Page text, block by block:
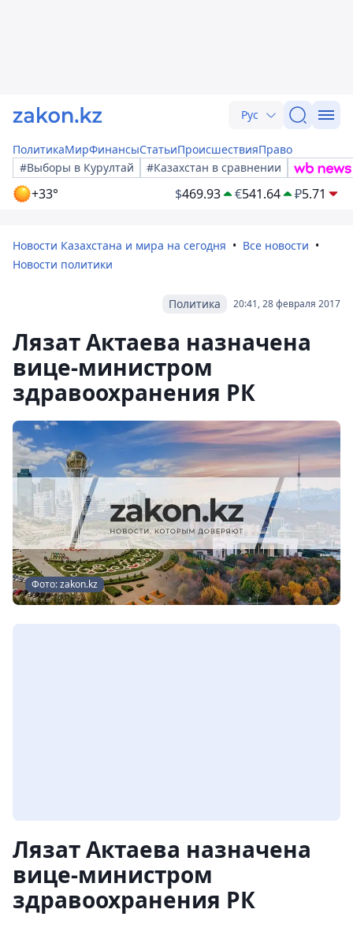
Рус
ПолитикаМирФинансыСтатьиПроисшествияПраво
#Выборы в Курултай
#Казахстан в сравнении
+33° $469.93 €541.64 ₽5.71
Новости Казахстана и мира на сегодня
Все новости
Новости политики
20:41, 28 февраля 2017
Политика
Лязат Актаева назначена
вице-министром
здравоохранения РК
Фото: zakon.kz
Лязат Актаева назначена
вице-министром
здравоохранения РК